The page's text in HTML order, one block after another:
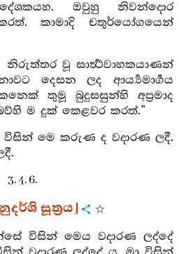
ඔවුහු නිවන්දොර
කරත්. කාමාදි චතුර්යෝගයෙන්
වූ සාර්‍ත්‍ථවාහකයාණන්
දෙසන ලද ආර්‍ය්‍යමාර්‍ගය
තුමූ බුදුසසුන්හි අප්‍රමාද
ම දුක් කෙළවර කරත්.”
මෙ කරුණ ද වදාරණ ලදී.
3. 4. 6.
සූත්‍රය]
විසින් මෙය වදාරණ ලද්දේ